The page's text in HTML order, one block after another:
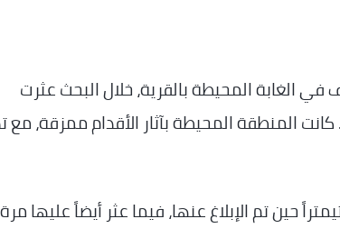
الغابة المحيطة بالقرية، خلال البحث عثرت
المنطقة المحيطة بآثار الأقدام ممزقة، مع
الأقدام التي تم العثور عليها أكثر من 46 سنتيمتراً حين تم الإبلاغ عنها، فيما عثر أيضاً عليها مرة